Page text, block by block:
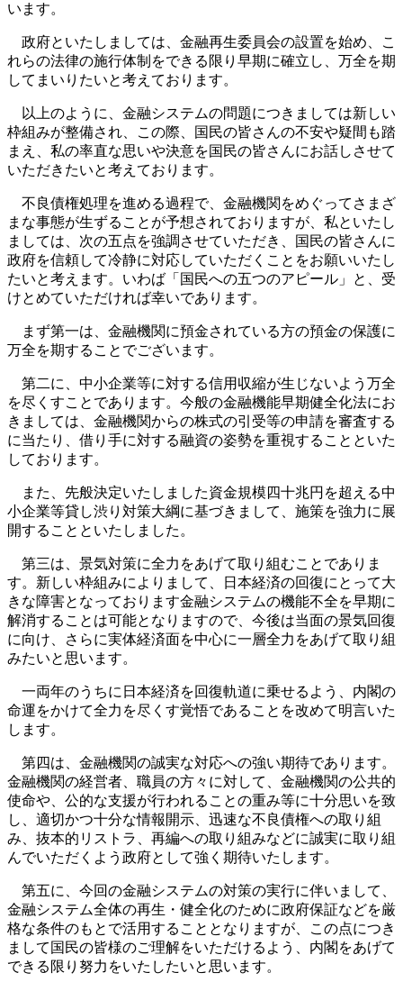
います。
政府といたしましては、金融再生委員会の設置を始め、こ
れらの法律の施行体制をできる限り早期に確立し、万全を期
してまいりたいと考えております。
以上のように、金融システムの問題につきましては新しい
枠組みが整備され、この際、国民の皆さんの不安や疑間も踏
まえ、私の率直な思いや決意を国民の皆さんにお話しさせて
いただきたいと考えております。
不良債権処理を進める過程で、金融機関をめぐってさまざ
まな事態が生ずることが予想されておりますが、私といたし
ましては、次の五点を強調させていただき、国民の皆さんに
政府を信頼して冷静に対応していただくことをお願いいたし
たいと考えます。いわば「国民への五つのアピール」と、受
けとめていただければ幸いであります。
まず第一は、金融機関に預金されている方の預金の保護に
万全を期することでございます。
第二に、中小企業等に対する信用収縮が生じないよう万全
を尽くすことであります。今般の金融機能早期健全化法にお
きましては、金融機関からの株式の引受等の申請を審査する
に当たり、借り手に対する融資の姿勢を重視することといた
しております。
また、先般決定いたしました資金規模四十兆円を超える中
小企業等貸し渋り対策大綱に基づきまして、施策を強力に展
開することといたしました。
第三は、景気対策に全力をあげて取り組むことでありま
す。新しい枠組みによりまして、日本経済の回復にとって大
きな障害となっております金融システムの機能不全を早期に
解消することは可能となりますので、今後は当面の景気回復
に向け、さらに実体経済面を中心に一層全力をあげて取り組
みたいと思います。
一両年のうちに日本経済を回復軌道に乗せるよう、内閣の
命運をかけて全力を尽くす覚悟であることを改めて明言いた
します。
第四は、金融機関の誠実な対応への強い期待であります。
金融機関の経営者、職員の方々に対して、金融機関の公共的
使命や、公的な支援が行われることの重み等に十分思いを致
し、適切かつ十分な情報開示、迅速な不良債権への取り組
み、抜本的リストラ、再編への取り組みなどに誠実に取り組
んでいただくよう政府として強く期待いたします。
第五に、今回の金融システムの対策の実行に伴いまして、
金融システム全体の再生・健全化のために政府保証などを厳
格な条件のもとで活用することとなりますが、この点につき
まして国民の皆様のご理解をいただけるよう、内閣をあげて
できる限り努力をいたしたいと思います。